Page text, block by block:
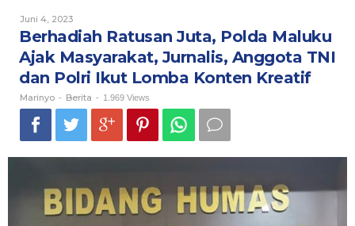
Maluku
Ajak
Masyarakat,
Jurnalis,
Anggota
TNI
dan
Kreatif
Juni 4, 2023
Marinyo
Berhadiah Ratusan Juta, Polda Maluku
Ajak Masyarakat, Jurnalis, Anggota TNI
dan Polri Ikut Lomba Konten Kreatif
Marinyo - Berita - 1.969 Views